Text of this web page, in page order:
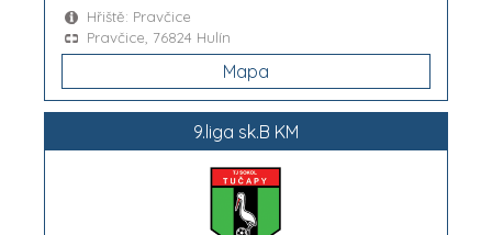
Hřiště: Pravčice
Pravčice, 76824 Hulín
Mapa
9.liga sk.B KM